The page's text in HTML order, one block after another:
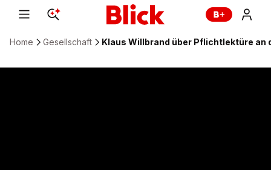
Home Gesellschaft Klaus Willbrand über Pflichtlektüre an